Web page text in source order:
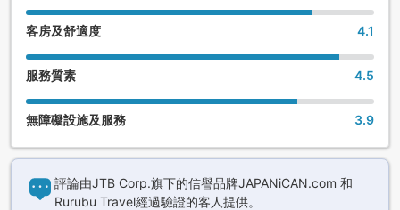
客房及舒適度 4.1
服務質素 4.5
無障礙設施及服務 3.9
評論由JTB Corp.旗下的信譽品牌JAPANiCAN.com 和
Rurubu Travel經過驗證的客人提供。